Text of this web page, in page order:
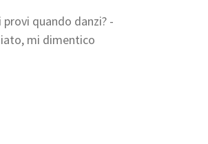
quando danzi? -
mi dimentico